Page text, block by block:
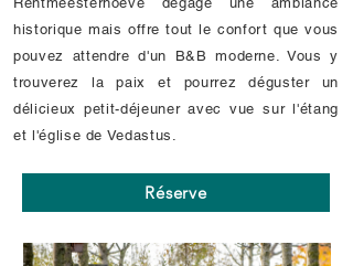
historique mais offre tout le confort que vous
pouvez attendre d'un B&B moderne. Vous y
trouverez la paix et pourrez déguster un
délicieux petit-déjeuner avec vue sur l'étang
et l'église de Vedastus.
Réserve